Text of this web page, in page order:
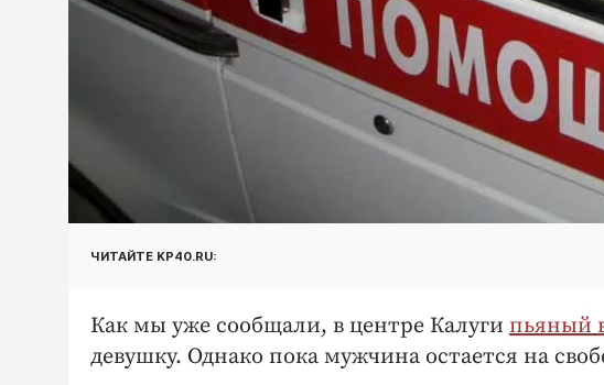
ЧИТАЙТЕ KP40.RU:
Как мы уже сообщали, в центре Калуги пьяный
девушку. Однако пока мужчина остается на